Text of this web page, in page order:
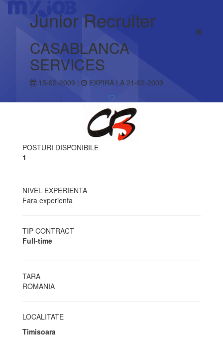
Junior Recruiter
CASABLANCA
SERVICES
15-02-2009 | EXPIRA LA 21-02-2009
POSTURI DISPONIBILE
1
NIVEL EXPERIENTA
Fara experienta
TIP CONTRACT
Full-time
TARA
ROMANIA
LOCALITATE
Timisoara